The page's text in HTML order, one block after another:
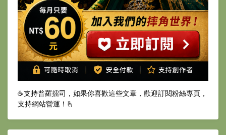
☕️支持普羅擂司，如果你喜歡這些文章，歡迎訂閱粉絲專頁，
支持網站營運！🫰